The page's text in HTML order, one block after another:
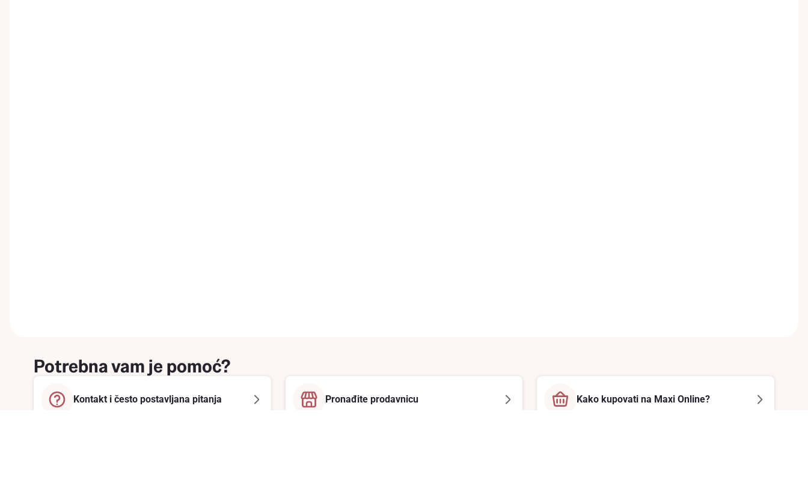
Potrebna vam je pomoć?
Kontakt i često postavljana pitanja Pronađite prodavnicu Kako kupovati na Maxi Online?